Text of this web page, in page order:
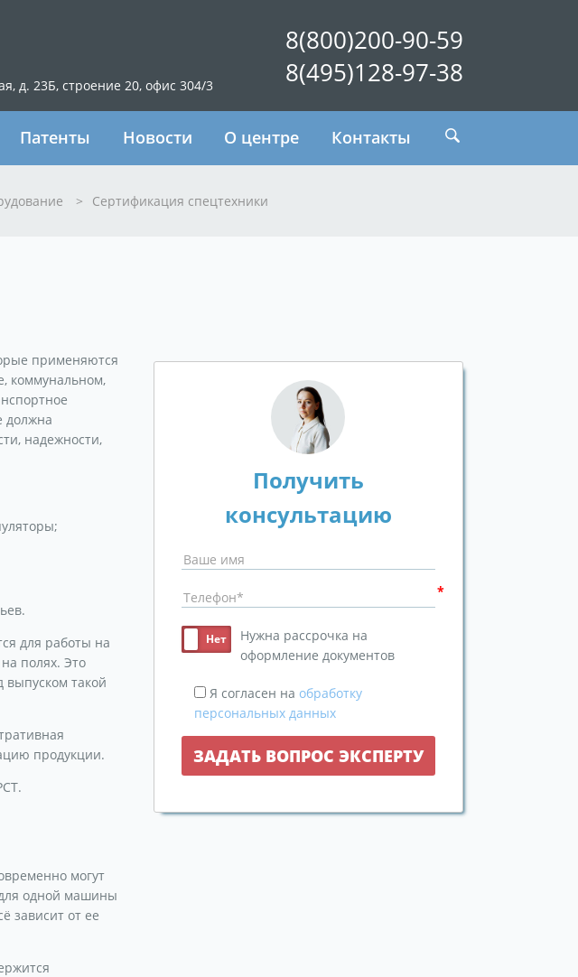
д. 23Б, строение 20, офис 304/3
8(800)200-90-59
8(495)128-97-38
Патенты Новости О центре Контакты
> Сертификация спецтехники
применяются
коммунальном,
должна
надежности,
для работы на
полях. Это
выпуском такой
продукции.
могут
одной машины
зависит от ее
Получить
консультацию
Нужна рассрочка на
оформление документов
Я согласен на обработку
персональных данных